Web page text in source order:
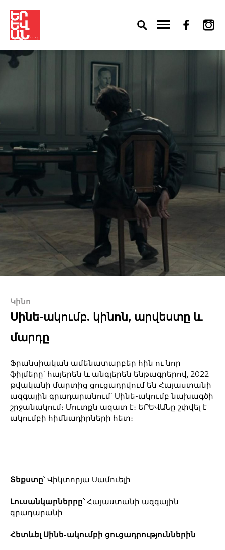
Կինո
Սինե-ակումբ. կինոն, արվեստը և
մարդը
Ֆրանսիական ամենատարբեր հին ու նոր
ֆիլմերը՝ հայերեն և անգլերեն ենթագրերով, 2022
թվականի մարտից ցուցադրվում են Հայաստանի
ազգային գրադարանում՝ Սինե-ակումբ նախագծի
շրջանակում։ Մուտքն ազատ է։ ԵՐԵՎԱՆը շփվել է
ակումբի հիմնադիրների հետ։
Տեքստը՝ Վիկտորյա Սամուելի
Լուսանկարներրը՝Հայաստանի ազգային
գրադարանի
Հետևել Սինե-ակումբի ցուցադրություններին